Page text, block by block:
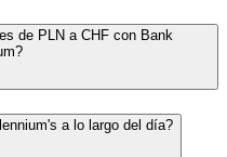
de PLN a CHF con Bank
a lo largo del día?